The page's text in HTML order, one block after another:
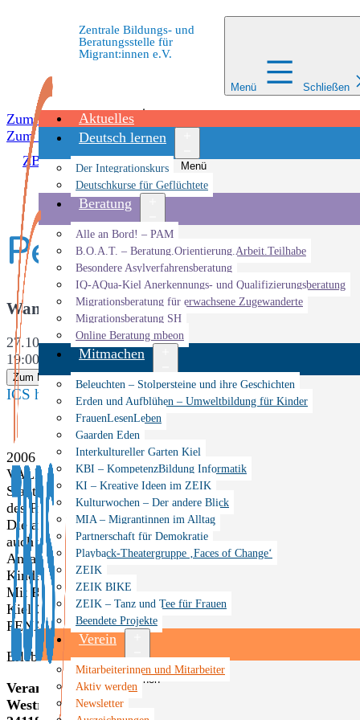
Zum Inhalt springen
Zum Inhalt springen
Zentrale Bildungs- und
Beratungsstelle für
Migrant:innen e.V.
Menü Schließen
Aktuelles
Deutsch lernen
Menü
Der Integrationskurs
Deutschkurse für Geflüchtete
Beratung
Menü
Alle an Bord! – PAM
B.O.A.T. – Beratung.Orientierung.Arbeit.Teilhabe
Besondere Asylverfahrensberatung
IQ-AQua-Kiel Anerkennungs- und Qualifizierungsberatung
Migrationsberatung für erwachsene Zugewanderte
Migrationsberatung SH
Online Beratung mbeon
Mitmachen
Menü
Beleuchten – Stolpersteine und ihre Geschichten
Erden und Aufblühen – Umweltbildung für Kinder
FrauenLesenLeben
Gaarden Eden
Interkultureller Garten Kiel
KBI – KompetenzBildung Informatik
KI – Kreative Ideen im ZEIK
Kulturwochen – Der andere Blick
MIA – Migrantinnen im Alltag
Partnerschaft für Demokratie
Playback-Theatergruppe ‚Faces of Change‘
ZEIK
ZEIK BIKE
ZEIK – Tanz und Tee für Frauen
Beendete Projekte
Verein
Menü
öffnen
Mitarbeiterinnen und Mitarbeiter
Aktiv werden
Newsletter
ZBBS»Veranstaltungen»Performance – Quien levanta
Performance –
Wann
27.10.2018
19:00
Zum Kalender hinzufügen
ICS herunterladen Google Kalender iCalendar Office 365
2006 hat sich der Verein Kiel CREARtiv nach dem Vorbild
VALE LA PENA gegründet, welche über Kunst gegen die
Stadtteilen von Buenos Aires kämpft. Allen voran ging ein
des Projektes „Vom Süden lernen“ und unser erstes
Die argentinischen Jugendlichen von damals sind jetzt
auch über die Jahre der Organisation, der Kunst und Ihren
Ansatz – Kunst für soziale Entwicklung – gründeten sie
Kindern und Jugendliche in den armen Stadtteilen um
Mit Romina Sosa kommt eine von ihnen zurück zu uns nach
Kiel CREARtiv e.V. freut sich sehr eine junge Produktion
PENA nach Kiel zu holen.
Erleben Sie eine einzigartige Performance!
Veranstaltungsort: RBZ Wirtschaft
Westring 444